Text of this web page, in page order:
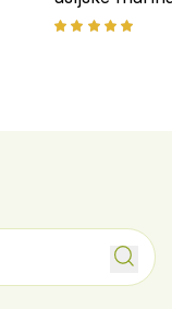
chuťovka z